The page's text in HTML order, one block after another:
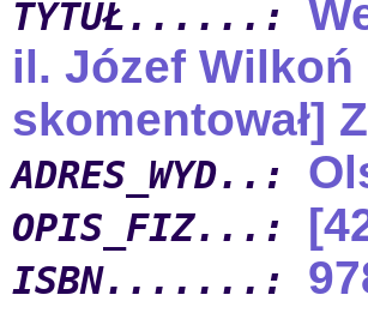
TYTUŁ......:
il. Józef Wilkoń
skomentował]
ADRES_WYD..:
OPIS_FIZ...:
ISBN.......: